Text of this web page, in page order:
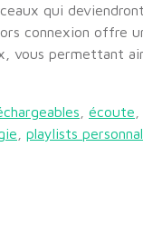
qui
connexion offre
vous permettant
écoute
playlists